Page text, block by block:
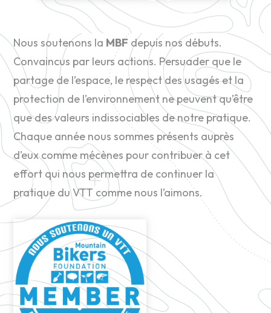
Nous soutenons la MBF depuis nos débuts.
Convaincus par leurs actions. Persuader que le
partage de l’espace, le respect des usagés et la
protection de l’environnement ne peuvent qu’être
que des valeurs indissociables de notre pratique.
Chaque année nous sommes présents auprès
d’eux comme mécènes pour contribuer à cet
effort qui nous permettra de continuer la
pratique du VTT comme nous l’aimons.